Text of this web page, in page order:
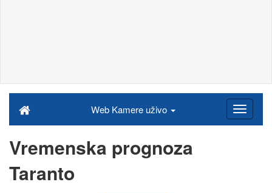
Web Kamere uživo
Vremenska prognoza
Taranto